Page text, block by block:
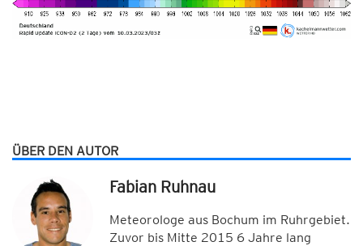
ÜBER DEN AUTOR
Fabian Ruhnau
Meteorologe aus Bochum im Ruhrgebiet.
Zuvor bis Mitte 2015 6 Jahre lang